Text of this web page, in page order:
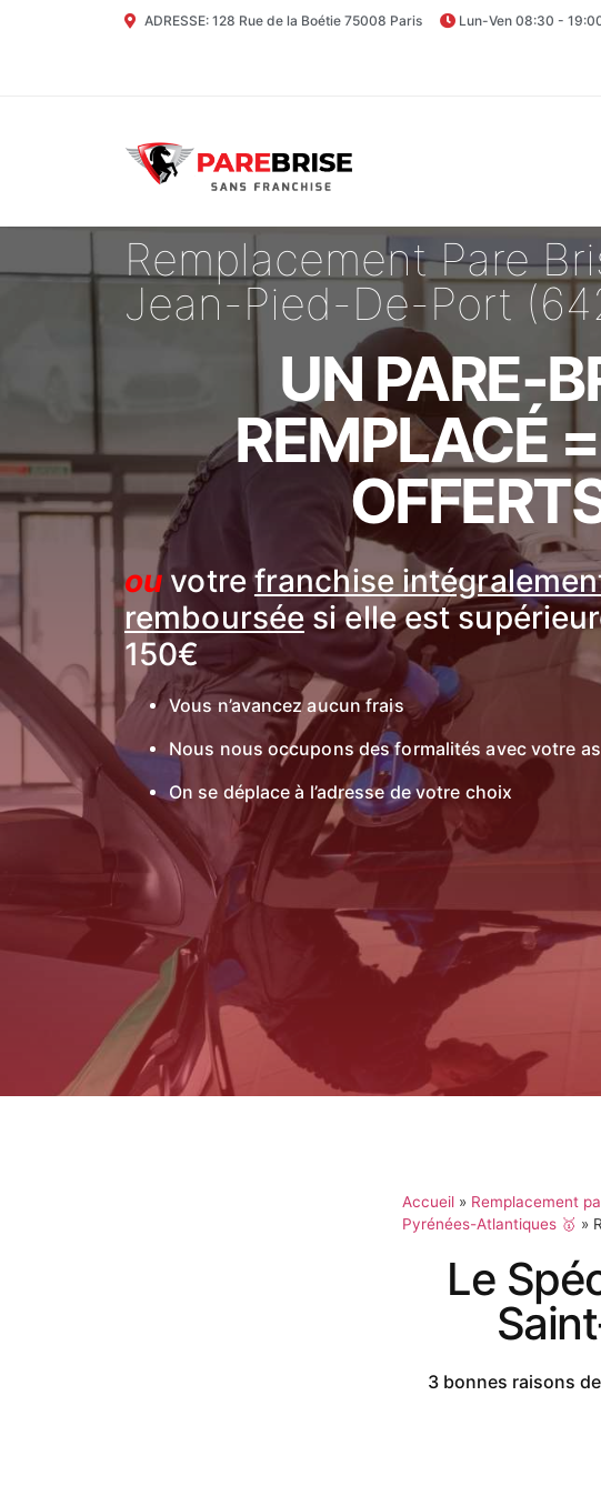
ADRESSE: 128 Rue de la Boétie 75008 Paris Lun-Ven 08:30 -
Remplacement Pare
Jean-Pied-De-Port
UN PARE-
REMPLACÉ
ou votrefranchise
remboursée si elle est
150€
Vous n’avancez aucun frais
Nous nous occupons des formalités avec votre
On se déplace à l’adresse de votre choix
Accueil » Remplacement
Pyrénées-Atlantiques 🥇 »
Le
3 bonnes raisons